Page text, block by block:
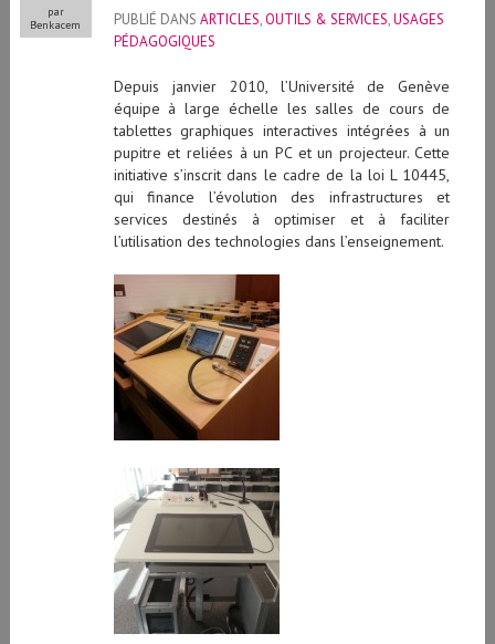
par
Benkacem
PUBLIÉ DANS ARTICLES OUTILS & SERVICES USAGES
PÉDAGOGIQUES
Depuis janvier 2010, l’Université de Genève
équipe à large échelle les salles de cours de
tablettes graphiques interactives intégrées à un
pupitre et reliées à un PC et un projecteur. Cette
initiative s’inscrit dans le cadre de la loi L 10445,
qui finance l’évolution des infrastructures et
services destinés à optimiser et à faciliter
l’utilisation des technologies dans l’enseignement.